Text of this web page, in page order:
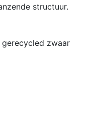
structuur.
zwaar